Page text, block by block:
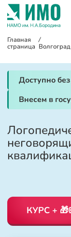
Главная
страница
/
Волгоград
Доступно
Внесем в
КУРС +